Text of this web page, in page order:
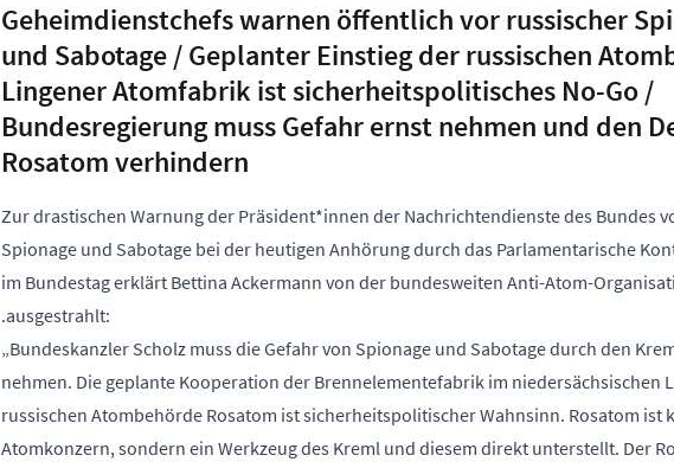
Geheimdienstchefs warnen öffentlich vor russischer
und Sabotage / Geplanter Einstieg der russischen
Lingener Atomfabrik ist sicherheitspolitisches No-Go /
Bundesregierung muss Gefahr ernst nehmen und den
Rosatom verhindern
Zur drastischen Warnung der Präsident*innen der Nachrichtendienste des Bundes
Spionage und Sabotage bei der heutigen Anhörung durch das Parlamentarische
im Bundestag erklärt Bettina Ackermann von der bundesweiten Anti-Atom-
.ausgestrahlt:
„Bundeskanzler Scholz muss die Gefahr von Spionage und Sabotage durch den
nehmen. Die geplante Kooperation der Brennelementefabrik im niedersächsischen
russischen Atombehörde Rosatom ist sicherheitspolitischer Wahnsinn. Rosatom ist
Atomkonzern, sondern ein Werkzeug des Kreml und diesem direkt unterstellt. Der